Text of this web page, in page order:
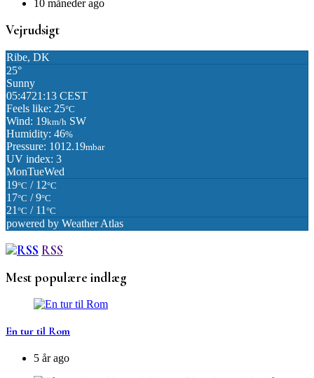
10 måneder ago
Vejrudsigt
Ribe, DK
25°
Sunny
05:4721:13 CEST
Feels like: 25°C
Wind: 19km/h SW
Humidity: 46%
Pressure: 1012.19mbar
UV index: 3
MonTueWed
19°C / 12°C
17°C / 9°C
21 °C / 11 °C
powered by Weather Atlas
RSS
Mest populære indlæg
En tur til Rom
5 år ago